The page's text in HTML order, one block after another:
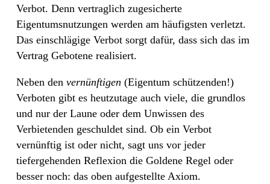
Verbot. Denn vertraglich zugesicherte
Eigentumsnutzungen werden am häufigsten verletzt.
Das einschlägige Verbot sorgt dafür, dass sich das im
Vertrag Gebotene realisiert.
Neben den vernünftigen (Eigentum schützenden!)
Verboten gibt es heutzutage auch viele, die grundlos
und nur der Laune oder dem Unwissen des
Verbietenden geschuldet sind. Ob ein Verbot
vernünftig ist oder nicht, sagt uns vor jeder
tiefergehenden Reflexion die Goldene Regel oder
besser noch: das oben aufgestellte Axiom.